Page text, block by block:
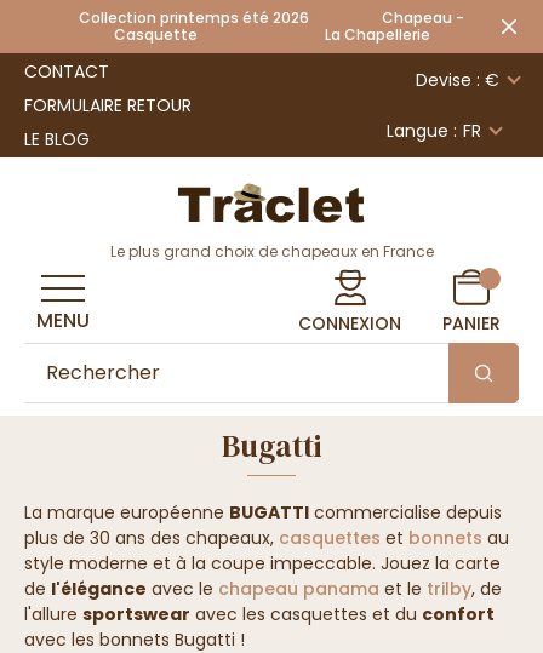
Collection printemps été 2026 Chapeau -
Casquette La Chapellerie
CONTACT
FORMULAIRE RETOUR
LE BLOG
Devise : €
Langue : FR
Le plus grand choix de chapeaux en France
CONNEXION PANIER
MENU
Bugatti
La marque européenne BUGATTI commercialise depuis
plus de 30 ans des chapeaux, casquettes et bonnets au
style moderne et à la coupe impeccable. Jouez la carte
de l'élégance avec le chapeau panama et le trilby, de
l'allure sportswear avec les casquettes et du confort
avec les bonnets Bugatti !